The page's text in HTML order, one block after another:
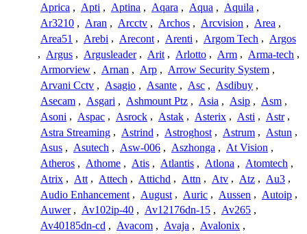
Aprica , Apti , Aptina , Aqara , Aqua , Aquila ,
Ar3210 , Aran , Arcctv , Archos , Arcvision , Area ,
Area51 , Arebi , Arecont , Arenti , Argom Tech , Argos
, Argus , Argusleader , Arit , Arlotto , Arm , Arma-tech ,
Armorview , Arnan , Arp , Arrow Security System ,
Arvani Cctv , Asagio , Asante , Asc , Asdibuy ,
Asecam , Asgari , Ashmount Ptz , Asia , Asip , Asm ,
Asoni , Aspac , Asrock , Astak , Asterix , Asti , Astr ,
Astra Streaming , Astrind , Astroghost , Astrum , Astun ,
Asus , Asutech , Asw-006 , Aszhonga , At Vision ,
Atheros , Athome , Atis , Atlantis , Atlona , Atomtech ,
Atrix , Att , Attech , Attichd , Attn , Atv , Atz , Au3 ,
Audio Enhancement , August , Auric , Aussen , Autoip ,
Auwer , Av102ip-40 , Av12176dn-15 , Av265 ,
Av40185dn-cd , Avacom , Avaja , Avalonix ,